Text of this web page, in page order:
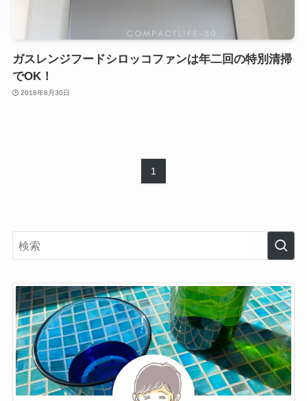
ガスレンジフードシロッコファンは年二回の特別清掃
でOK！
2018年8月30日
1